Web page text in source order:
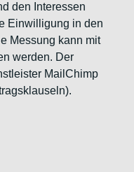
den Interessen
Einwilligung in den
Messung kann mit
werden. Der
MailChimp